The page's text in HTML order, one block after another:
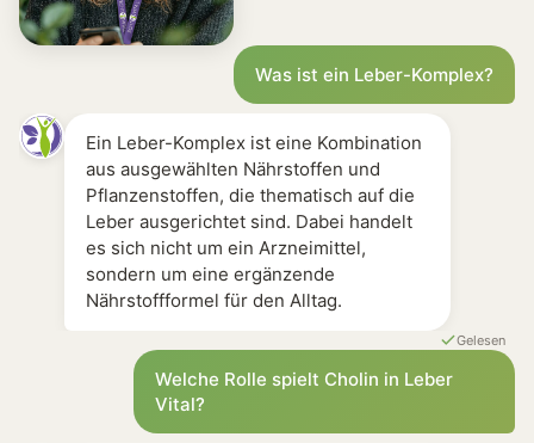
Discounter-Produkte [-]Meist Einzelpflanzen oder
Amazon Bestseller [-]Häufig Kräutermischungen,
Apotheken Produkte [0]Definierte Rezepturen, oft
Was ist ein Leber-Komplex?
Ein Leber-Komplex ist eine Kombination
aus ausgewählten Nährstoffen und
Pflanzenstoffen, die thematisch auf die
Leber ausgerichtet sind. Dabei handelt
es sich nicht um ein Arzneimittel,
sondern um eine ergänzende
Nährstoffformel für den Alltag.
Gelesen
Welche Rolle spielt Cholin in Leber
Vital?